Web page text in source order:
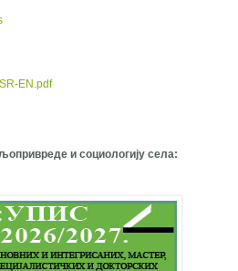
EN.pdf
и социологију села: